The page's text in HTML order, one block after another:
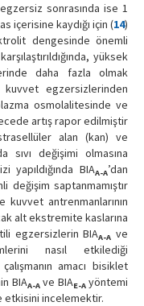
sonrasında ise 1
içerisine kaydığı için (14)
dengesinde önemli
yüksek
daha fazla olmak
kuvvet egzersizlerinden
osmolalitesinde ve
artış rapor edilmiştir
alan (kan) ve
sıvı değişimi olmasına
BIAA-A’dan
değişim saptanmamıştır
antrenmanlarının
alt ekstremite kaslarına
egzersizlerin BIAA-A ve
nasıl etkilediği
amacı bisiklet
BIAA-A ve BIAE-A yöntemi
etkisini incelemektir.